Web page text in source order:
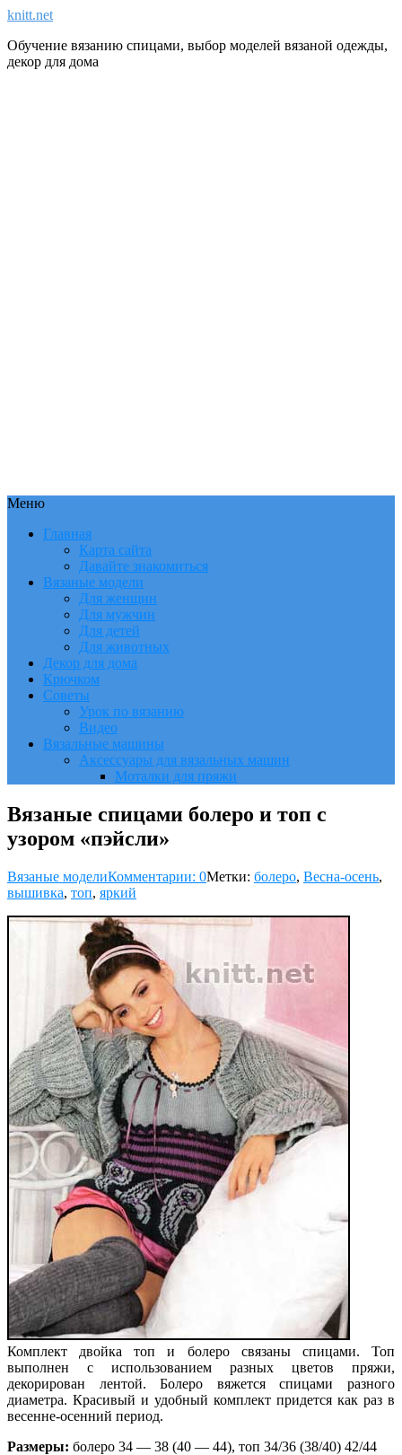
knitt.net
Обучение вязанию спицами, выбор моделей вязаной одежды,
декор для дома
Меню
Главная
Карта сайта
Давайте знакомиться
Вязаные модели
Для женщин
Для мужчин
Для детей
Для животных
Декор для дома
Крючком
Советы
Урок по вязанию
Видео
Вязальные машины
Аксессуары для вязальных машин
Моталки для пряжи
Вязаные спицами болеро и топ с
узором «пэйсли»
Вязаные моделиКомментарии: 0Метки: болеро, Весна-осень,
вышивка, топ, яркий
Комплект двойка топ и болеро связаны спицами. Топ
выполнен с использованием разных цветов пряжи,
декорирован лентой. Болеро вяжется спицами разного
диаметра. Красивый и удобный комплект придется как раз в
весенне-осенний период.
Размеры: болеро 34 — 38 (40 — 44), топ 34/36 (38/40) 42/44